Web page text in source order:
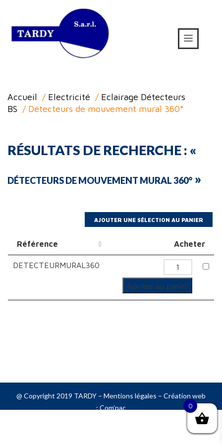
Accueil / Electricité / Eclairage Détecteurs
BS / Détecteurs de mouvement mural 360°
RÉSULTATS DE RECHERCHE : «
DÉTECTEURS DE MOUVEMENT MURAL 360° »
Référence Acheter
DETECTEURMURAL360
quantité
de
Ajouter au panier
@ Copyright 2019 TARDY – Mentions légales – Création web
: Com’pac 0